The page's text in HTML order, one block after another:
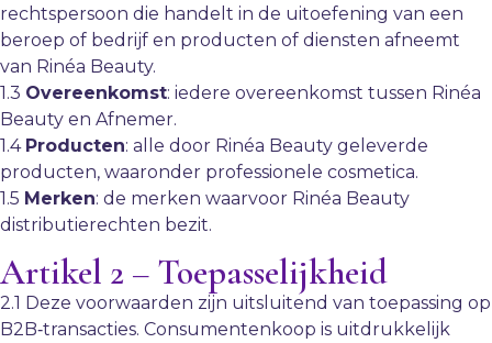
rechtspersoon die handelt in de uitoefening van een
beroep of bedrijf en producten of diensten afneemt
van Rinéa Beauty.
1.3 Overeenkomst: iedere overeenkomst tussen Rinéa
Beauty en Afnemer.
1.4 Producten: alle door Rinéa Beauty geleverde
producten, waaronder professionele cosmetica.
1.5 Merken: de merken waarvoor Rinéa Beauty
distributierechten bezit.
Artikel 2 – Toepasselijkheid
2.1 Deze voorwaarden zijn uitsluitend van toepassing op
B2B‑transacties. Consumentenkoop is uitdrukkelijk